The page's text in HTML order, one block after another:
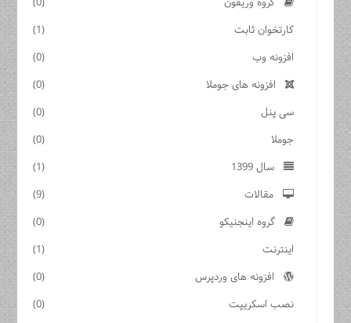
کارتخوان ثابت
(1)
افزونه وب
(0)
افزونه های جوملا
(0)
سی پنل
(0)
جوملا
(0)
سال 1399
(1)
مقالات
(9)
گروه اینجنیکو
(0)
اینترنت
(1)
افزونه های وردپرس
(0)
نصب اسکریپت
(0)